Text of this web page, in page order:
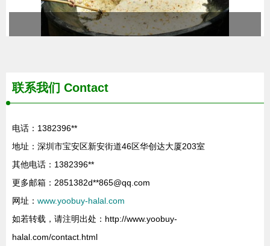
联系我们 Contact
电话：1382396**
地址：深圳市宝安区新安街道46区华创达大厦203室
其他电话：1382396**
更多邮箱：2851382d**865@qq.com
网址： www.yoobuy-halal.com
如若转载，请注明出处：http://www.yoobuy-
halal.com/contact.html